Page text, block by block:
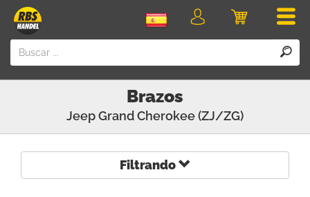
Carro
Iniciar
Brazos
JeepGrand Cherokee (ZJ/ZG)
Filtrando